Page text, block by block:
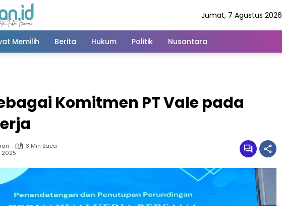
Jumat, 7 Agustus 2026
Memilih Berita Hukum Politik Nusantara
Komitmen PT Vale pada
3 Min Baca
2025